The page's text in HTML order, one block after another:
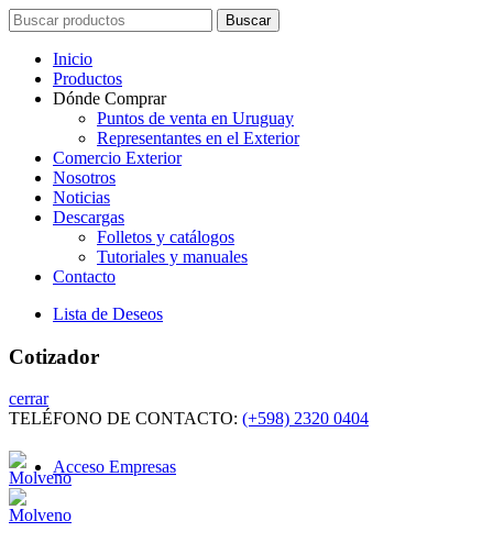
Search
for:
Buscar
Inicio
Productos
Dónde Comprar
Puntos de venta en Uruguay
Representantes en el Exterior
Comercio Exterior
Nosotros
Noticias
Descargas
Folletos y catálogos
Tutoriales y manuales
Contacto
Lista de Deseos
Cotizador
cerrar
TELÉFONO DE CONTACTO: (+598) 2320 0404
Acceso Empresas